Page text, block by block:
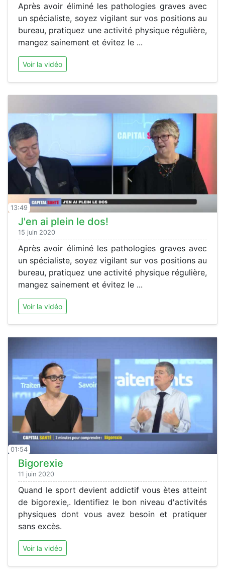
Après avoir éliminé les pathologies graves avec
un spécialiste, soyez vigilant sur vos positions au
bureau, pratiquez une activité physique régulière,
mangez sainement et évitez le ...
Voir la vidéo
13:49
J'en ai plein le dos!
15 juin 2020
Après avoir éliminé les pathologies graves avec
un spécialiste, soyez vigilant sur vos positions au
bureau, pratiquez une activité physique régulière,
mangez sainement et évitez le ...
Voir la vidéo
01:54
Bigorexie
11 juin 2020
Quand le sport devient addictif vous ètes atteint
de bigorexie,. Identifiez le bon niveau d'activités
physiques dont vous avez besoin et pratiquer
sans excès.
Voir la vidéo